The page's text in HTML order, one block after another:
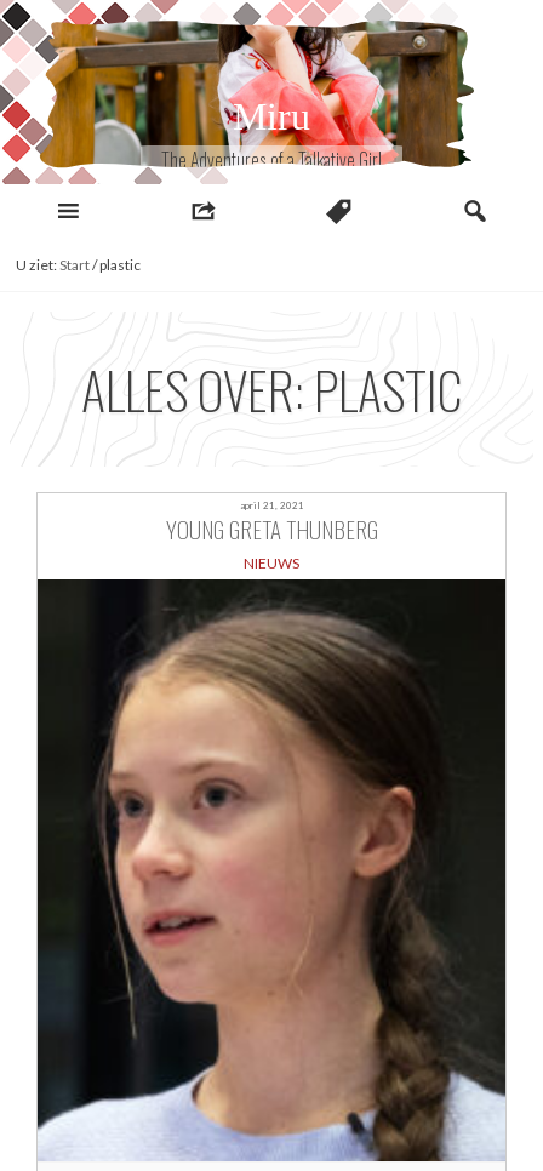
Naar
inhoud
Miru
The Adventures of a Talkative Girl
U ziet:Start/plastic
ALLES OVER: PLASTIC
april 21, 2021
YOUNG GRETA THUNBERG
NIEUWS